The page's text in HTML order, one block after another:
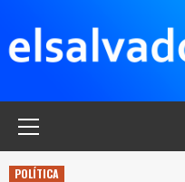
contenido
POLÍTICA